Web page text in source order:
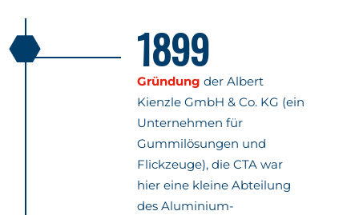
1899
Gründung der Albert
Kienzle GmbH & Co. KG (ein
Unternehmen für
Gummilösungen und
Flickzeuge), die CTA war
hier eine kleine Abteilung
des Aluminium-